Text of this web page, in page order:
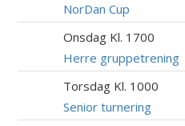
NorDan Cup
Onsdag Kl. 1700
Herre gruppetrening
Torsdag Kl. 1000
Senior turnering